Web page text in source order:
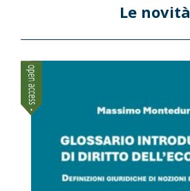
Le novità